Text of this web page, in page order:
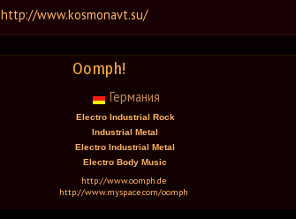
http://www.kosmonavt.su/
Oomph!
Германия
Electro Industrial Rock
Industrial Metal
Electro Industrial Metal
Electro Body Music
http://www.oomph.de
http://www.myspace.com/oomph